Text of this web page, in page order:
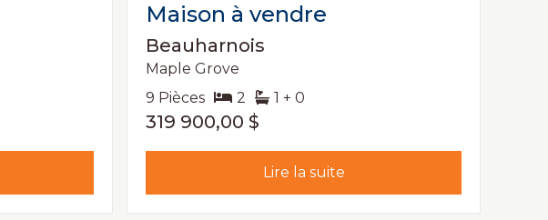
Maison à vendre
Beauharnois
Maple Grove
9 Pièces
2 1 + 0
319 900,00 $
Lire la suite